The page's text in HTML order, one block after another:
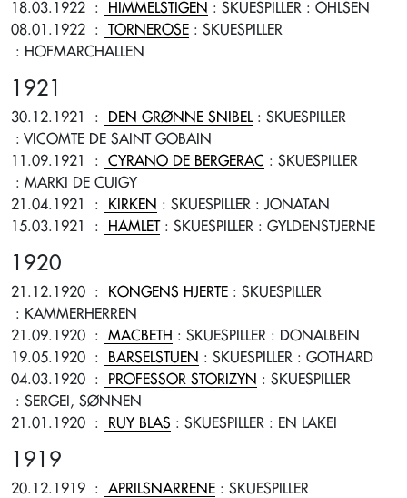
18.03.1922 : HIMMELSTIGEN : SKUESPILLER : OHLSEN
08.01.1922 : TORNEROSE : SKUESPILLER
: HOFMARCHALLEN
1921
30.12.1921 : DEN GRØNNE SNIBEL: SKUESPILLER
: VICOMTE DE SAINT GOBAIN
11.09.1921
: CYRANO DE BERGERAC : SKUESPILLER
: MARKI DE CUIGY
21.04.1921
: KIRKEN : SKUESPILLER : JONATAN
15.03.1921
: HAMLET: SKUESPILLER : GYLDENSTJERNE
1920
21.12.1920 : KONGENS HJERTE : SKUESPILLER
: KAMMERHERREN
21.09.1920 : MACBETH : SKUESPILLER : DONALBEIN
19.05.1920 : BARSELSTUEN : SKUESPILLER : GOTHARD
04.03.1920 : PROFESSOR STORIZYN : SKUESPILLER
: SERGEI, SØNNEN
21.01.1920 : RUY BLAS : SKUESPILLER : EN LAKEI
1919
20.12.1919 : APRILSNARRENE : SKUESPILLER